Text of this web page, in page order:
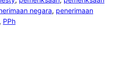
negara, penerimaan
, PPh